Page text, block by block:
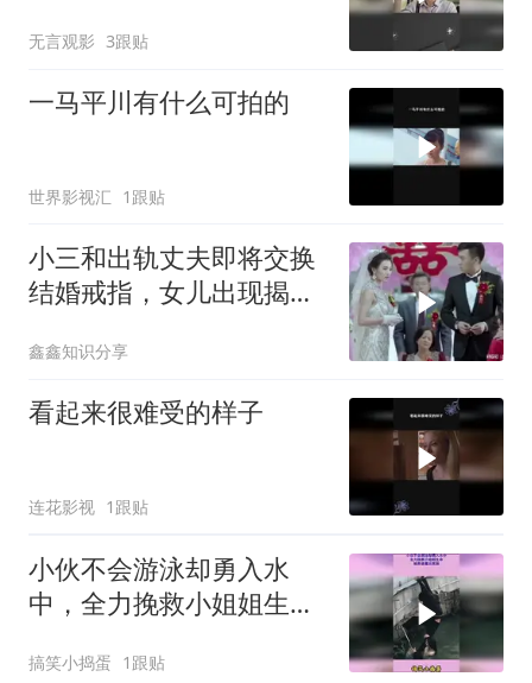
无言观影 3跟贴
一马平川有什么可拍的
世界影视汇 1跟贴
小三和出轨丈夫即将交换
结婚戒指，女儿出现揭露
鑫鑫知识分享
看起来很难受的样子
连花影视 1跟贴
小伙不会游泳却勇入水
中，全力挽救小姐姐生
搞笑小捣蛋 1跟贴